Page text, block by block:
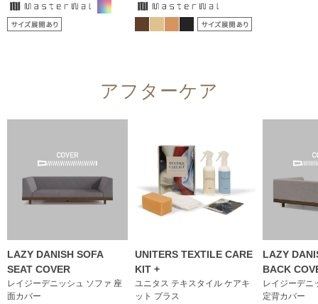
アフターケア
LAZY DANISH SOFA
SEAT COVER
レイジーデニッシュ ソファ 座
面カバー
UNITERS TEXTILE CARE
KIT +
ユニタス テキスタイル ケアキ
ット プラス
LAZY
BACK
レイジーデニ
定背カバー